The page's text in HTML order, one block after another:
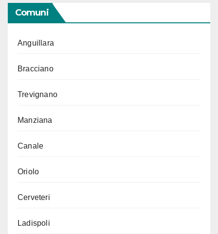
Comuni
Anguillara
Bracciano
Trevignano
Manziana
Canale
Oriolo
Cerveteri
Ladispoli